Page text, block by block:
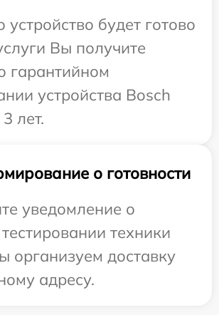
устройство будет готово
Вы получите
гарантийном
устройства Bosch
лет.
о готовности
уведомление о
техники
организуем доставку
адресу.